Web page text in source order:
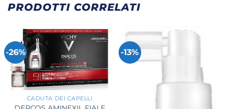
PRODOTTI CORRELATI
-26%
+
CADUTA DEI CAPELLI
-13%